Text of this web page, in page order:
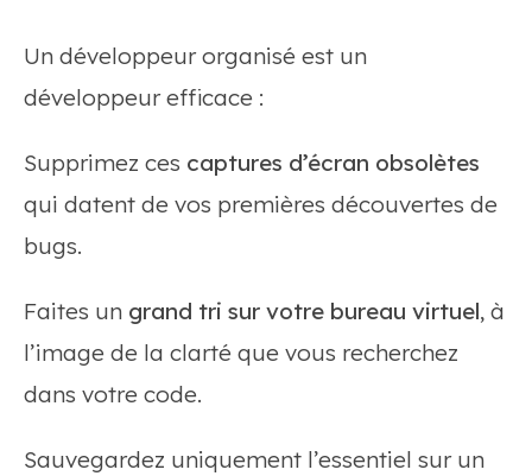
Un développeur organisé est un
développeur efficace :
Supprimez ces captures d’écran obsolètes
qui datent de vos premières découvertes de
bugs.
Faites un grand tri sur votre bureau virtuel, à
l’image de la clarté que vous recherchez
dans votre code.
Sauvegardez uniquement l’essentiel sur un